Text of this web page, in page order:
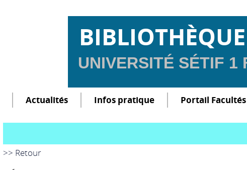
UNIVERSITÉ SÉTIF 1
Actualités Infos pratique Portail Facultés
>> Retour